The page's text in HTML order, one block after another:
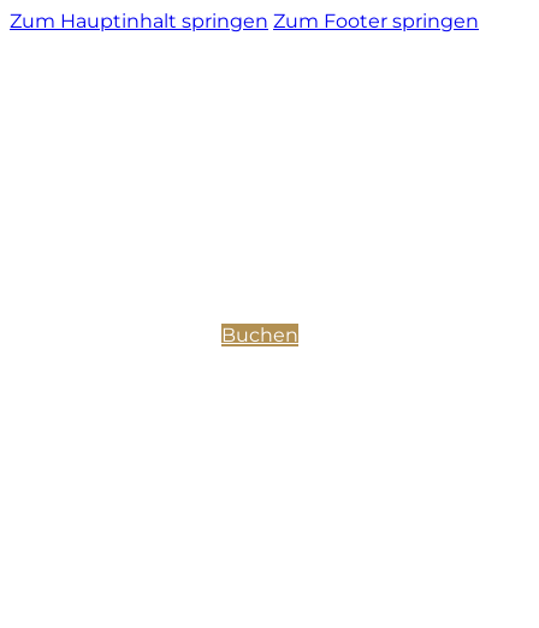
Zum Hauptinhalt springen Zum Footer springen
Buchen